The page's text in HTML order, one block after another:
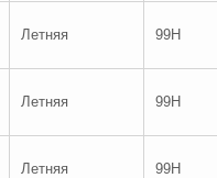
Летняя 99H
Летняя 99H
Летняя 99H